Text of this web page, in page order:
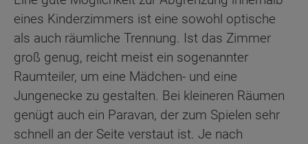
eines Kinderzimmers ist eine sowohl optische
als auch räumliche Trennung. Ist das Zimmer
groß genug, reicht meist ein sogenannter
Raumteiler, um eine Mädchen- und eine
Jungenecke zu gestalten. Bei kleineren Räumen
genügt auch ein Paravan, der zum Spielen sehr
schnell an der Seite verstaut ist. Je nach